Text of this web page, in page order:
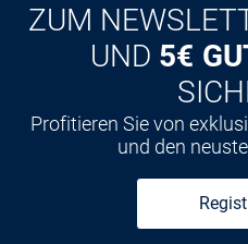
ZUM
UND 5€
Profitieren Sie von
und den